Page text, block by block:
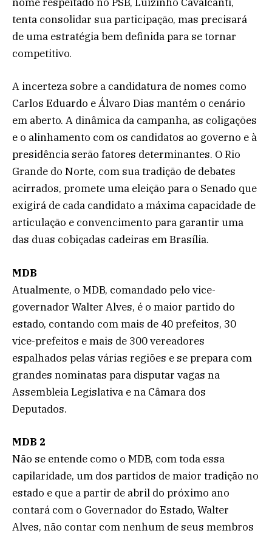
tenta consolidar sua participação, mas precisará
de uma estratégia bem definida para se tornar
competitivo.
A incerteza sobre a candidatura de nomes como
Carlos Eduardo e Álvaro Dias mantém o cenário
em aberto. A dinâmica da campanha, as coligações
e o alinhamento com os candidatos ao governo e à
presidência serão fatores determinantes. O Rio
Grande do Norte, com sua tradição de debates
acirrados, promete uma eleição para o Senado que
exigirá de cada candidato a máxima capacidade de
articulação e convencimento para garantir uma
das duas cobiçadas cadeiras em Brasília.
MDB
Atualmente, o MDB, comandado pelo vice-
governador Walter Alves, é o maior partido do
estado, contando com mais de 40 prefeitos, 30
vice-prefeitos e mais de 300 vereadores
espalhados pelas várias regiões e se prepara com
grandes nominatas para disputar vagas na
Assembleia Legislativa e na Câmara dos
Deputados.
MDB 2
Não se entende como o MDB, com toda essa
capilaridade, um dos partidos de maior tradição no
estado e que a partir de abril do próximo ano
contará com o Governador do Estado, Walter
Alves, não contar com nenhum de seus membros